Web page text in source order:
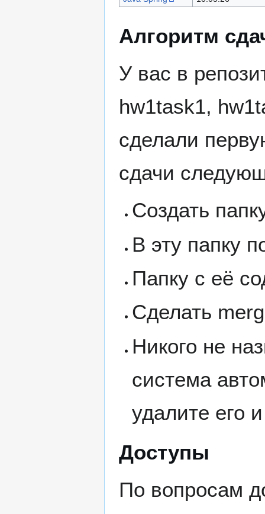
Алгоритм
У вас в
hw1task1,
сделали
сдачи
Создать
В эту папку
Папку с её
Сделать
Никого не
система
удалите его
Доступы
По вопросам